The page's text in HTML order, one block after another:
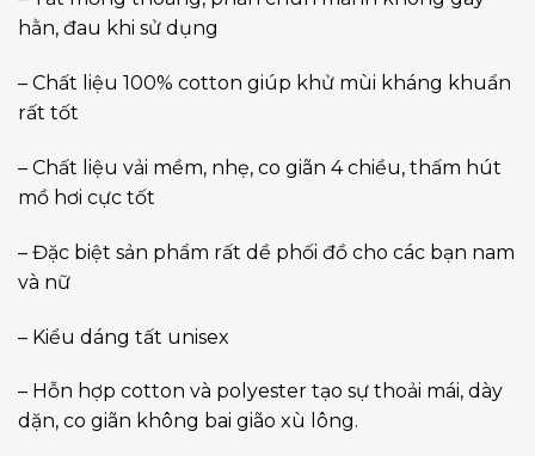
hằn, đau khi sử dụng
– Chất liệu 100% cotton giúp khử mùi kháng khuẩn
rất tốt
– Chất liệu vải mềm, nhẹ, co giãn 4 chiều, thấm hút
mồ hơi cực tốt
– Đặc biệt sản phẩm rất dề phối đồ cho các bạn nam
và nữ
– Kiểu dáng tất unisex
– Hỗn hợp cotton và polyester tạo sự thoải mái, dày
dặn, co giãn không bai gião xù lông.